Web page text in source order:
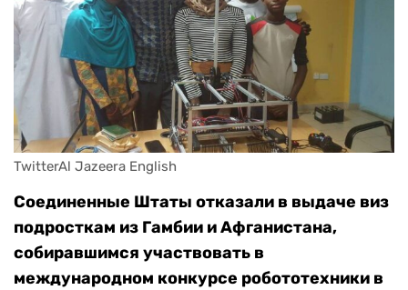
Соединенные Штаты отказали в выдаче виз
подросткам из Гамбии и Афганистана,
собиравшимся участвовать в
международном конкурсе робототехники в